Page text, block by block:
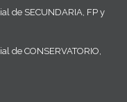
de SECUNDARIA, FP y
de CONSERVATORIO,